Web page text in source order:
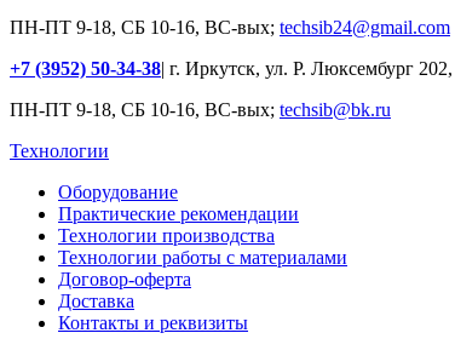
ПН-ПТ 9-18, СБ 10-16, ВС-вых; techsib24@gmail.com
+7 (3952) 50-34-38| г. Иркутск, ул. Р. Люксембург
ПН-ПТ 9-18, СБ 10-16, ВС-вых; techsib@bk.ru
Технологии
Оборудование
Практические рекомендации
Технологии производства
Технологии работы с материалами
Договор-оферта
Доставка
Контакты и реквизиты